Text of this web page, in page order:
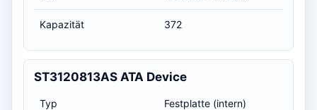
Kapazität 372
ST3120813AS ATA Device
Typ Festplatte (intern)